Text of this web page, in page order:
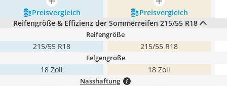
mehr anzeigen
mehr anzeigen
Preis­vergleich
Preis­vergleich
Reifengröße & Effizienz der Sommerreifen 215/55 R18
Reifengröße
215/55 R18 215/55 R18
Felgengröße
18 Zoll 18 Zoll
Nasshaftung